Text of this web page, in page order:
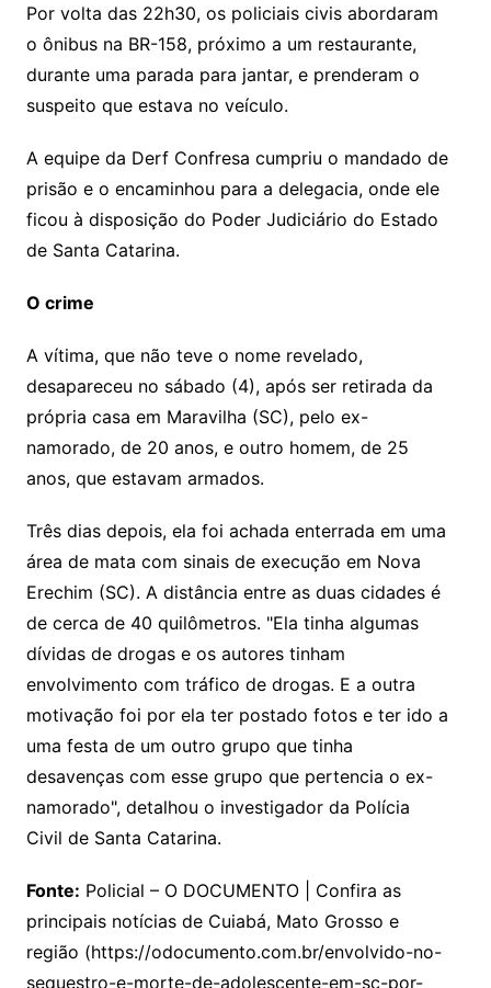
Por volta das 22h30, os policiais civis abordaram
o ônibus na BR-158, próximo a um restaurante,
durante uma parada para jantar, e prenderam o
suspeito que estava no veículo.
A equipe da Derf Confresa cumpriu o mandado de
prisão e o encaminhou para a delegacia, onde ele
ficou à disposição do Poder Judiciário do Estado
de Santa Catarina.
O crime
A vítima, que não teve o nome revelado,
desapareceu no sábado (4), após ser retirada da
própria casa em Maravilha (SC), pelo ex-
namorado, de 20 anos, e outro homem, de 25
anos, que estavam armados.
Três dias depois, ela foi achada enterrada em uma
área de mata com sinais de execução em Nova
Erechim (SC). A distância entre as duas cidades é
de cerca de 40 quilômetros. "Ela tinha algumas
dívidas de drogas e os autores tinham
envolvimento com tráfico de drogas. E a outra
motivação foi por ela ter postado fotos e ter ido a
uma festa de um outro grupo que tinha
desavenças com esse grupo que pertencia o ex-
namorado", detalhou o investigador da Polícia
Civil de Santa Catarina.
Fonte: Policial – O DOCUMENTO | Confira as
principais notícias de Cuiabá, Mato Grosso e
região (https://odocumento.com.br/envolvido-no-
sequestro-e-morte-de-adolescente-em-sc-por-